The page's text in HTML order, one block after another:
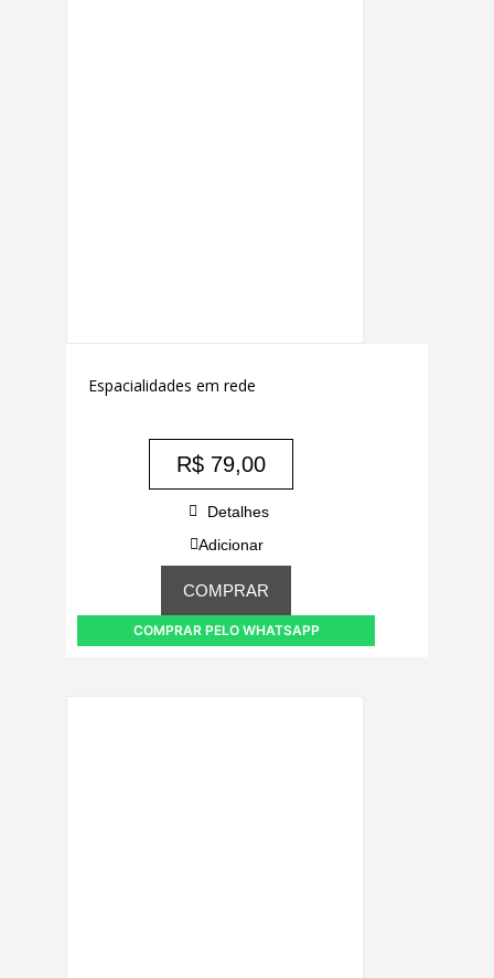
Espacialidades em rede
R$79,00
Detalhes
Adicionar
COMPRAR
COMPRAR PELO WHATSAPP